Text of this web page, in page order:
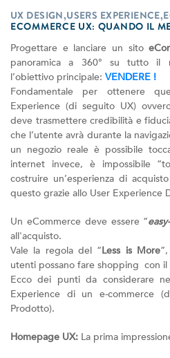
UX DESIGN,USERS
ECOMMERCE UX: QUANDO IL
Progettare e lanciare un sito
panoramica a 360° su tutto il
l’obiettivo principale: VENDERE !
Fondamentale per ottenere
Experience (di seguito UX)
deve trasmettere credibilità e
che l’utente avrà durante la
un negozio reale è possibile
internet invece, è impossibile
costruire un’esperienza di
questo grazie allo User Experience
Un eCommerce deve essere “
all'acquisto.
Vale la regola del “Less is More
utenti possano fare shopping con il
Ecco dei punti da considerare
Experience di un e-commerce
Prodotto).
Homepage UX: La prima